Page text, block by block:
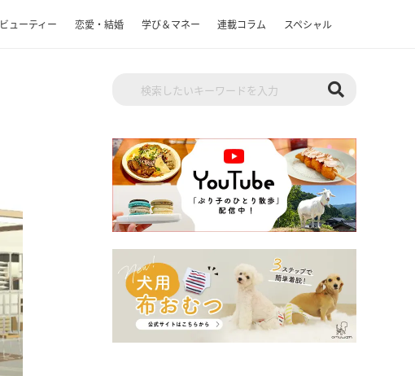
ビューティー 恋愛・結婚 学び＆マネー 連載コラム スペシャル